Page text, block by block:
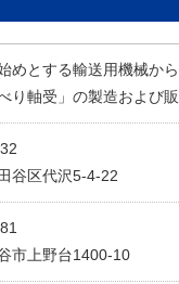
めとする輸送用機械か
り軸受」の製造および
谷区代沢5-4-22
市上野台1400-10